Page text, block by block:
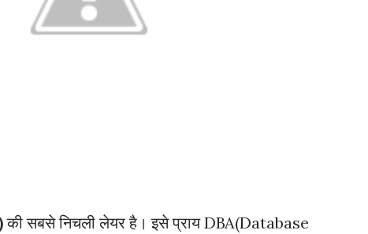
की सबसे निचली लेयर है। इसे प्राय DBA(Database